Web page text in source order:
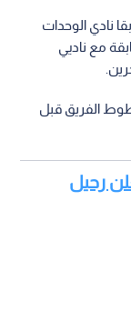
مثل سابقا نادي الوحدات
مع ناديي
الفريق قبل
رحيل